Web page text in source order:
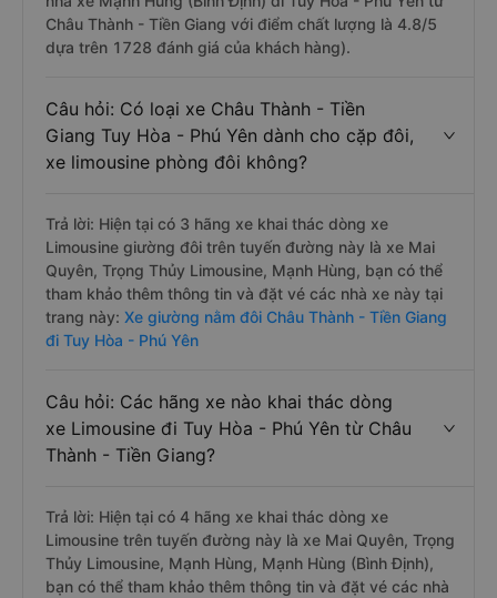
Châu Thành - Tiền Giang với điểm chất lượng là 4.8/5
dựa trên 1728 đánh giá của khách hàng).
Câu hỏi: Có loại xe Châu Thành - Tiền
Giang Tuy Hòa - Phú Yên dành cho cặp đôi,
xe limousine phòng đôi không?
Trả lời: Hiện tại có 3 hãng xe khai thác dòng xe
Limousine giường đôi trên tuyến đường này là xe Mai
Quyên, Trọng Thủy Limousine, Mạnh Hùng, bạn có thể
tham khảo thêm thông tin và đặt vé các nhà xe này tại
trang này: Xe giường nằm đôi Châu Thành - Tiền Giang
đi Tuy Hòa - Phú Yên
Câu hỏi: Các hãng xe nào khai thác dòng
xe Limousine đi Tuy Hòa - Phú Yên từ Châu
Thành - Tiền Giang?
Trả lời: Hiện tại có 4 hãng xe khai thác dòng xe
Limousine trên tuyến đường này là xe Mai Quyên, Trọng
Thủy Limousine, Mạnh Hùng, Mạnh Hùng (Bình Định),
bạn có thể tham khảo thêm thông tin và đặt vé các nhà